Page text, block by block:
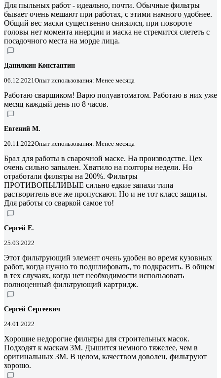
Для пыльных работ - идеально, почти. Обычные фильтры
бывает очень мешают при работах, с этими намного удобнее.
Общий вес маски существенно снизился, при повороте
головы нет момента инерции и маска не стремится слететь с
посадочного места на морде лица.
Данилкин Константин
06.12.2021Опыт использования: Менее месяца
Работаю сварщиком! Варю полуавтоматом. Работаю в них уже
месяц каждый день по 8 часов.
Евгений M.
20.11.2022Опыт использования: Менее месяца
Брал для работы в сварочной маске. На производстве. Цех
очень сильно запылен. Хватило на полторы недели. Но
отработали фильтры на 200%. Фильтры
ПРОТИВОПЫЛИВЫЕ сильно едкие запахи типа
растворитель все же пропускают. Но и не тот класс защиты.
Для работы со сваркой самое то!
Сергей Е.
25.03.2022
Этот фильтрующий элемент очень удобен во время кузовных
работ, когда нужно то подшлифовать, то подкрасить. В общем
в тех случаях, когда нет необходимости использовать
полноценный фильтрующий картридж.
Сергей Сергеевич
24.01.2022
Хорошие недорогие фильтры для строительных масок.
Подходят к маскам 3М. Дышится немного тяжелее, чем в
оригинальных 3М. В целом, качеством доволен, фильтруют
хорошо.